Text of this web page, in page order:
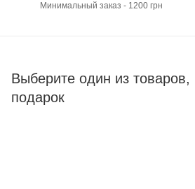
Минимальный заказ - 1200 грн
Выберите один из товаров,
подарок